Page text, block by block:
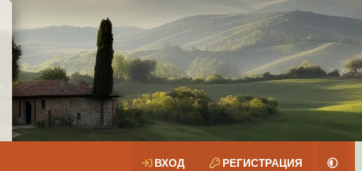
ВХОД РЕГИСТРАЦИЯ